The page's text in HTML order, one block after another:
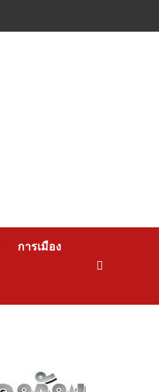
การเมือง